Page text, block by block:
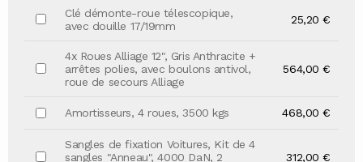
Clé démonte-roue télescopique,
avec douille 17/19mm
25,20 €
4x Roues Alliage 12", Gris Anthracite +
arrêtes polies, avec boulons antivol,
roue de secours Alliage
564,00 €
Amortisseurs, 4 roues, 3500 kgs 468,00 €
Sangles de fixation Voitures, Kit de 4
sangles "Anneau", 4000 DaN, 2
312,00 €